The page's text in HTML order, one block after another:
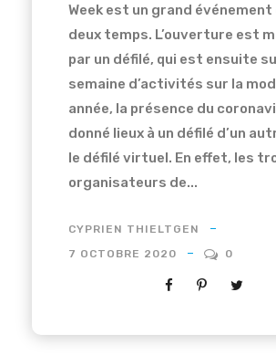
Week est un grand événement
deux temps. L’ouverture est
par un défilé, qui est ensuite
semaine d’activités sur la
année, la présence du
donné lieux à un défilé d’un
le défilé virtuel. En effet, les
organisateurs de...
CYPRIEN THIELTGEN
7 OCTOBRE 2020
0